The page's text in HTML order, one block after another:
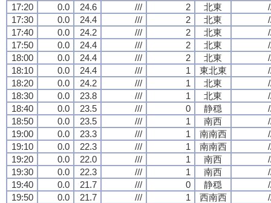
17:20
0.0 24.6 /// 2 北東
17:30
0.0 24.4 /// 2 北東
17:40
0.0 24.2 /// 2 北東
17:50
0.0 24.4 /// 2 北東
18:00
0.0 24.4 /// 2 北東
18:10
0.0 24.4 /// 1 東北東
18:20
0.0 24.2 /// 1 北東
18:30
0.0 23.8 /// 1 北東
18:40
0.0 23.5 /// 0 静穏
18:50
0.0 23.5 /// 1 南西
19:00
0.0 23.3 /// 1 南南西
19:10
0.0 22.3 /// 1 南南西
19:20
0.0 22.0 /// 1 南西
19:30
0.0 22.3 /// 1 南西
19:40
0.0 21.7 /// 0 静穏
19:50
0.0 21.7 /// 1 西南西